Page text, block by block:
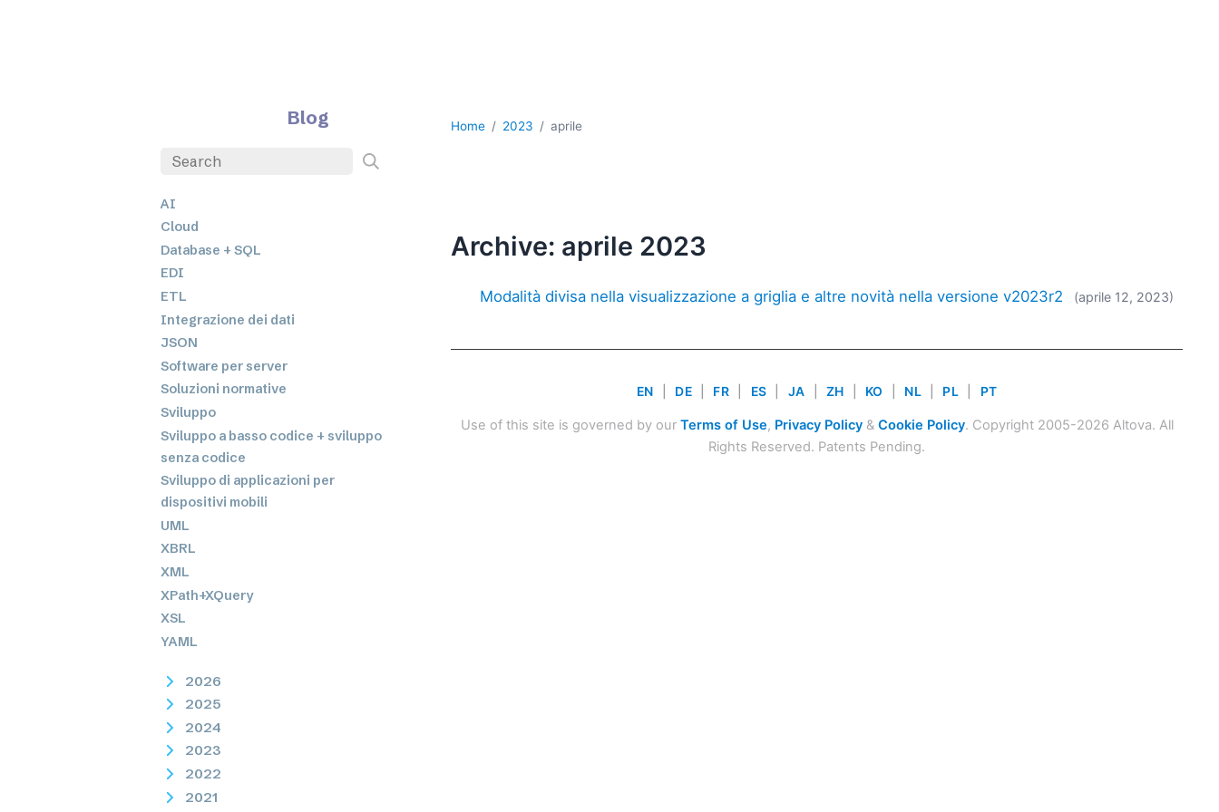
Blog
AI
Cloud
Database + SQL
EDI
ETL
Integrazione dei dati
JSON
Software per server
Soluzioni normative
Sviluppo
Sviluppo a basso codice + sviluppo
senza codice
Sviluppo di applicazioni per
dispositivi mobili
UML
XBRL
XML
XPath+XQuery
XSL
YAML
2026
2025
2024
2023
2022
2021
Home 2023 aprile
Archive: aprile 2023
Modalità divisa nella visualizzazione a griglia e altre novità nella versione v2023r2 (aprile 12, 2023)
EN DE FR ES JA ZH KO NL PL PT
Use of this site is governed by our Terms of Use, Privacy Policy& Cookie Policy. Copyright 2005-2026 Altova. All
Rights Reserved. Patents Pending.